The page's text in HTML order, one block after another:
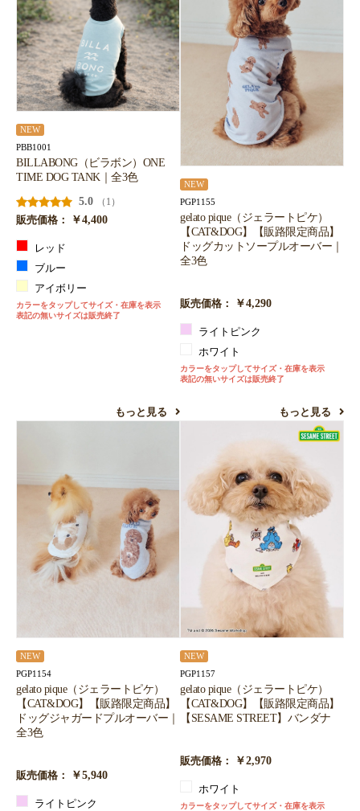
NEW
PBB1001
BILLABONG（ビラボン）ONE
TIME DOG TANK｜全3色
5.0
（1）
販売価格：
￥4,400
レッド
ブルー
アイボリー
カラーをタップしてサイズ・在庫を表示
表記の無いサイズは販売終了
もっと見る
NEW
PGP1155
gelato pique（ジェラートピケ）
【CAT&DOG】【販路限定商品】
ドッグカットソープルオーバー｜
全3色
販売価格： ￥4,290
ライトピンク
ホワイト
カラーをタップしてサイズ・在庫を表示
表記の無いサイズは販売終了
もっと見る
NEW
PGP1154
gelato pique（ジェラートピケ）
【CAT&DOG】【販路限定商品】
ドッグジャガードプルオーバー｜
全3色
販売価格： ￥5,940
ライトピンク
NEW
PGP1157
gelato pique（ジェラートピケ）
【CAT&DOG】【販路限定商品】
【SESAME STREET】バンダナ
販売価格： ￥2,970
ホワイト
カラーをタップしてサイズ・在庫を表示